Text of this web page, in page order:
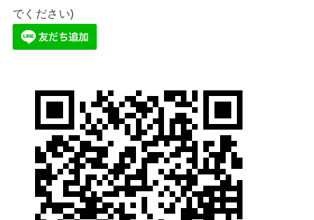
でください)